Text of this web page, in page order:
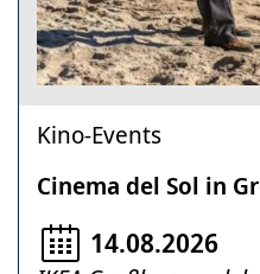
Kino-Events
Cinema del Sol in
14.08.2026